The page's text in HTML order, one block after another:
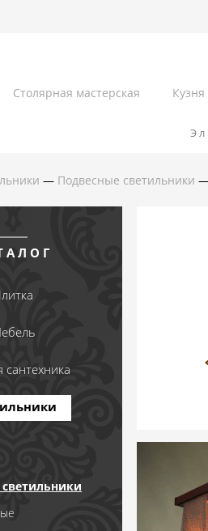
Столярная мастерская Кузня
— Подвесные светильники
сантехника